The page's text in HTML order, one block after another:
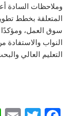
وملاحظات السادة
المتعلقة بخطط
سوق العمل،
النواب والاستفادة
التعليم العالي